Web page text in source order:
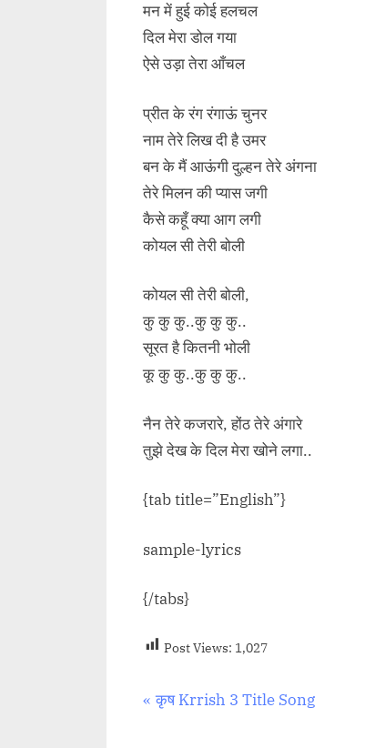
मन में हुई कोई हलचल
दिल मेरा डोल गया
ऐसे उड़ा तेरा आँचल
प्रीत के रंग रंगाऊं चुनर
नाम तेरे लिख दी है उमर
बन के मैं आऊंगी दुल्हन तेरे अंगना
तेरे मिलन की प्यास जगी
कैसे कहूँ क्या आग लगी
कोयल सी तेरी बोली
कोयल सी तेरी बोली,
कु कु कु..कु कु कु..
सूरत है कितनी भोली
कू कु कु..कु कु कु..
नैन तेरे कजरारे, होंठ तेरे अंगारे
तुझे देख के दिल मेरा खोने लगा..
{tab title=”English”}
sample-lyrics
{/tabs}
Post Views: 1,027
Post
P
कृष Krrish 3 Title Song